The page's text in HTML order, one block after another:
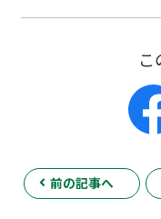
前の記事へ